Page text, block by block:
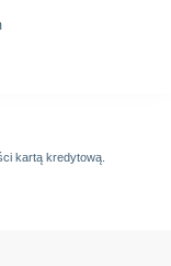
kartą kredytową.